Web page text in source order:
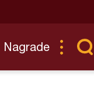
Nagrade